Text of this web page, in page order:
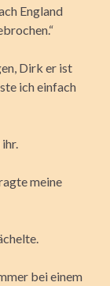
England
Dirk er ist
ich einfach
meine
bei einem